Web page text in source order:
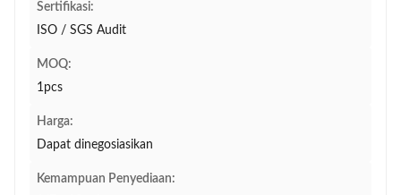
Sertifikasi:
ISO / SGS Audit
MOQ:
1pcs
Harga:
Dapat dinegosiasikan
Kemampuan Penyediaan: